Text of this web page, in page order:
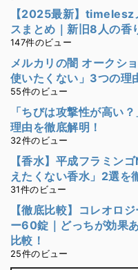
【2025最新】timelesz
スまとめ｜新旧8人の香
147件のビュー
メルカリの闇 オークシ
使いたくない」3つの理
55件のビュー
「ちびは攻撃性が高い
理由を徹底解明！
32件のビュー
【香水】平成フラミン
えたくない香水」2選を
31件のビュー
【徹底比較】コレオロ
ー60錠｜どっちが効果
比較！
25件のビュー